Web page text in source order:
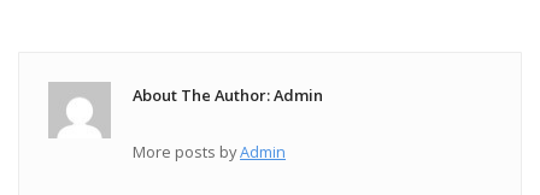
About The Author: Admin
More posts byAdmin